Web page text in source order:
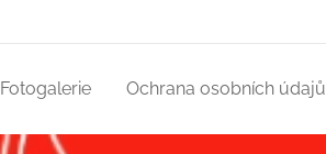
Fotogalerie Ochrana osobních údajů